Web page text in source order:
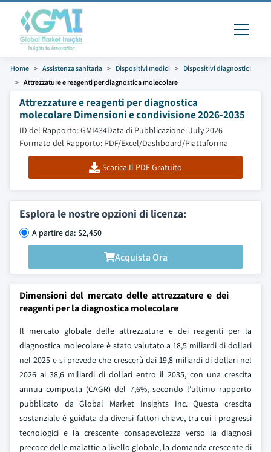
Home Assistenza sanitaria Dispositivi medici
Dispositivi diagnostici
Attrezzature e reagenti per diagnostica molecolare
Attrezzature e reagenti per diagnostica
molecolare Dimensioni e condivisione 2026-2035
ID del Rapporto: GMI434Data di Pubblicazione: July 2026
Formato del Rapporto: PDF/Excel/Dashboard/Piattaforma
Scarica Il PDF Gratuito
Esplora le nostre opzioni di licenza:
A partire da: $2,450
Acquista Ora
Dimensioni del mercato delle attrezzature e dei
reagenti per la diagnostica molecolare
Il mercato globale delle attrezzature e dei reagenti per la
diagnostica molecolare è stato valutato a 18,5 miliardi di dollari
nel 2025 e si prevede che crescerà dai 19,8 miliardi di dollari nel
2026 ai 38,6 miliardi di dollari entro il 2035, con una crescita
annua composta (CAGR) del 7,6%, secondo l'ultimo rapporto
pubblicato da Global Market Insights Inc. Questa crescita
sostanziale è guidata da diversi fattori chiave, tra cui i progressi
tecnologici e la crescente consapevolezza verso la diagnosi
precoce delle malattie a livello globale, la domanda crescente di